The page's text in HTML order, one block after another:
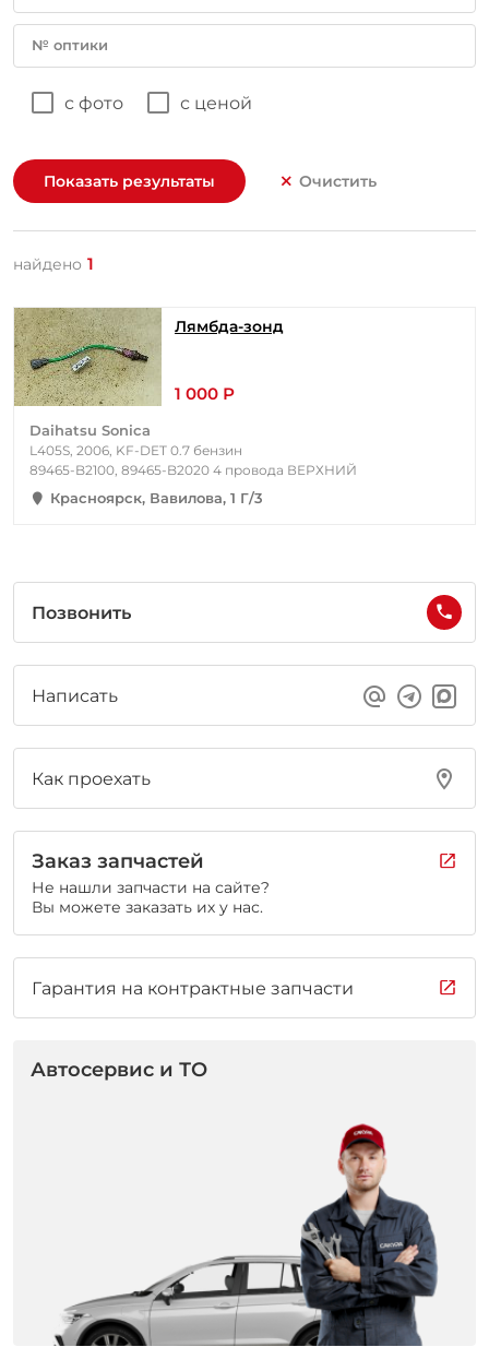
№ оптики
с фото с ценой
Показать результаты Очистить
найдено 1
Лямбда-зонд
1 000 Р
Daihatsu Sonica
L405S, 2006, KF-DET 0.7 бензин
89465-B2100, 89465-B2020 4 провода ВЕРХНИЙ
Красноярск, Вавилова, 1 Г/3
Позвонить
Написать
Как проехать
Заказ запчастей
Не нашли запчасти на сайте?
Вы можете заказать их у нас.
Гарантия на контрактные запчасти
Автосервис и ТО